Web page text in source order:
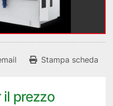
Stampa scheda
prezzo